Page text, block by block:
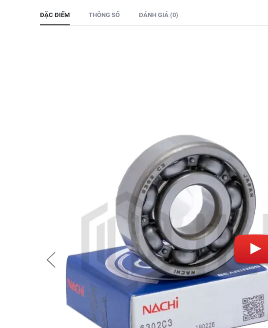
ĐẶC ĐIỂM THÔNG SỐ ĐÁNH GIÁ (0)